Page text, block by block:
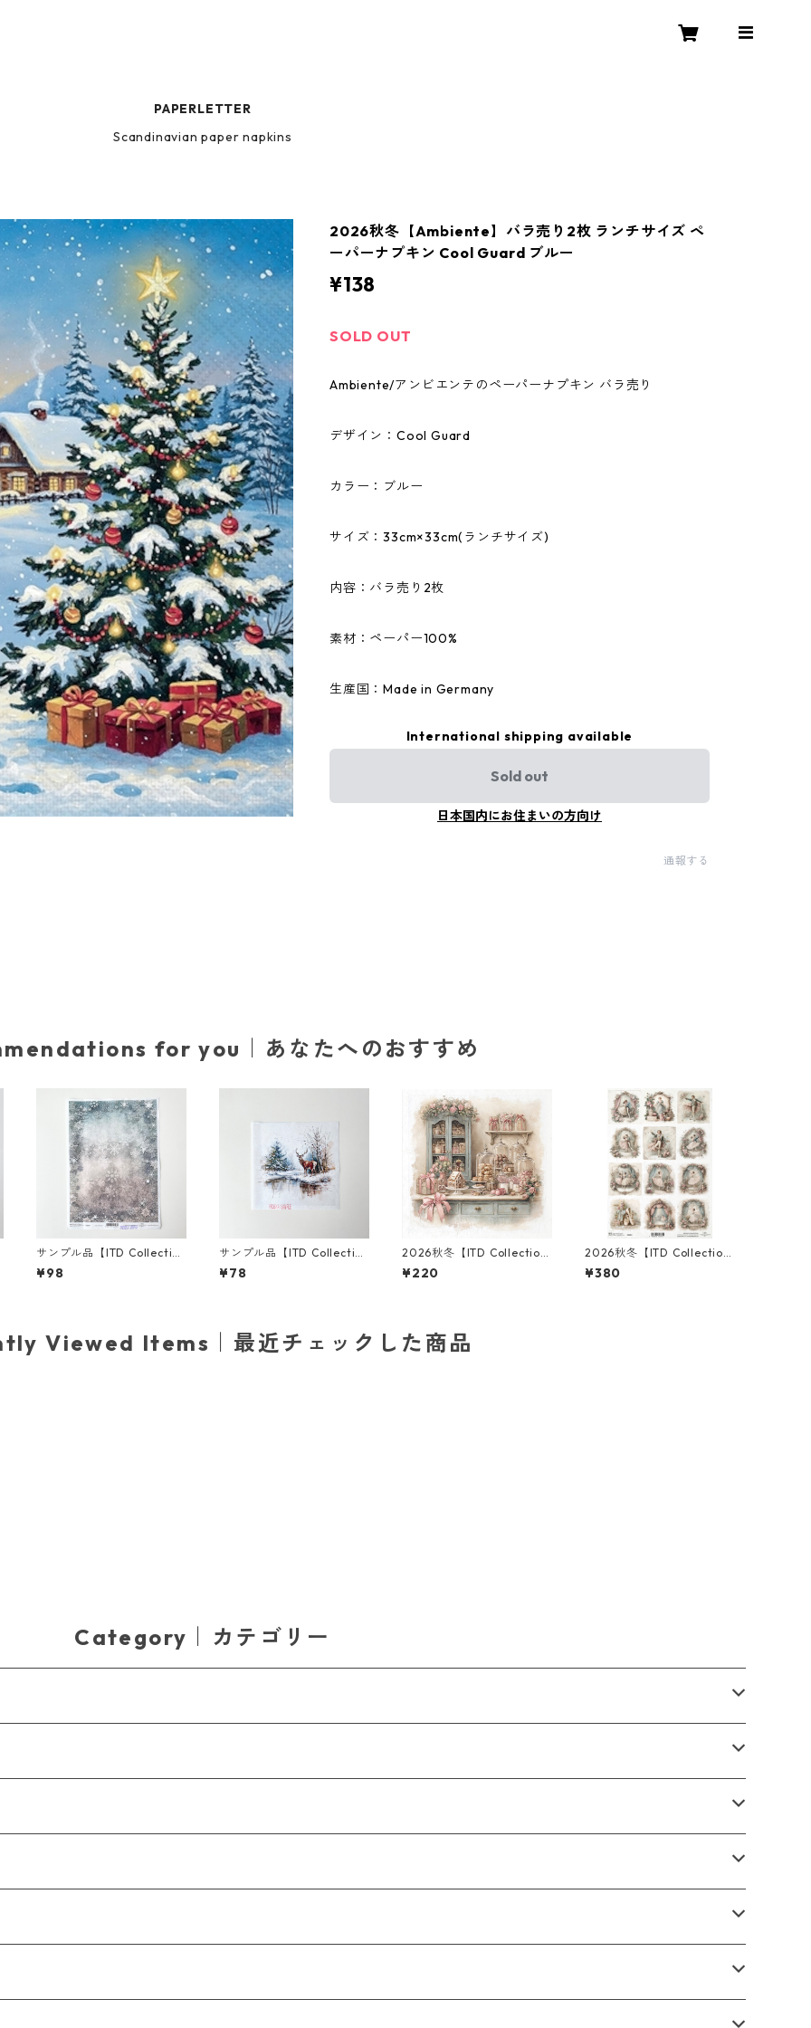
PAPERLETTER
Scandinavian paper napkins
2026秋冬【Ambiente】バラ売り2枚 ランチサイズ ペ
ーパーナプキン Cool Guard ブルー
¥138
SOLD OUT
Ambiente/アンビエンテのペーパーナプキン バラ売り
デザイン：Cool Guard
カラー：ブルー
サイズ：33cm×33cm(ランチサイズ)
内容：バラ売り2枚
素材：ペーパー100%
生産国：Made in Germany
International shipping available
Sold out
日本国内にお住まいの方向け
通報する
for you｜あなたへのおすすめ
サンプル品【ITD Collectio
n】A4サイズ ライスペーパ
ー R1527 デコパージュ
¥98
サンプル品【ITD Collectio
n】ミニサイズ ライスペーパ
ー RSM2942 デコパージュ
¥78
2026秋冬【ITD Collectio
n】ミニサイズ ライスペーパ
ー RSM3002 デコパージュ
¥220
2026秋冬【ITD Collectio
n】A4サイズ ライスペーパ
ー R2883 デコパージュ
¥380
Viewed Items｜最近チェックした商品
Category｜カテゴリー